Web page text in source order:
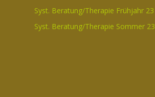
Syst. Beratung/Therapie Frühjahr 23
Syst. Beratung/Therapie Sommer 23